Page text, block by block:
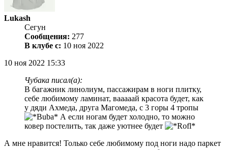
Lukash
Сегун
Сообщения: 277
В клубе с: 10 ноя 2022
10 ноя 2022 15:33
Чубака писал(а):
В багажник линолиум, пассажирам в ноги плитку,
себе любимому ламинат, вааааай красота будет, как
у дяди Ахмеда, друга Магомеда, с 3 горы 4 тропы
А если ногам будет холодно, то можно
ковер постелить, так даже уютнее будет
А мне нравится! Только себе любимому под ноги надо паркет